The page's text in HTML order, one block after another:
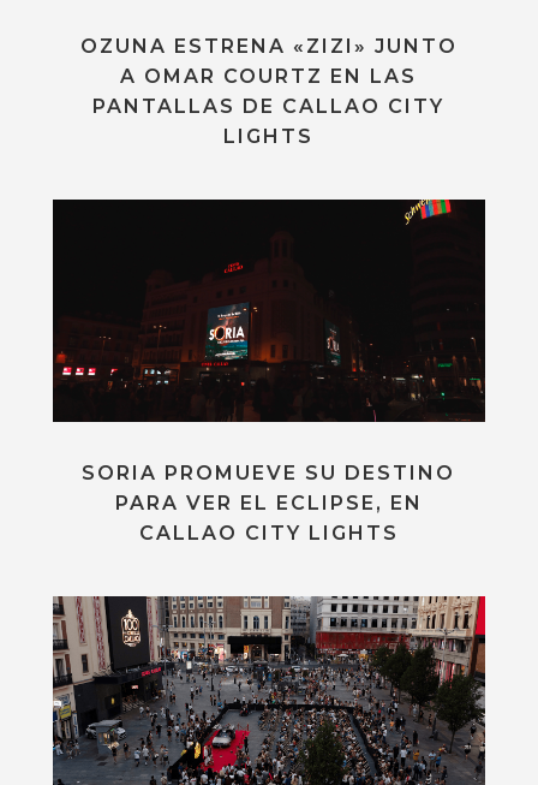
OZUNA ESTRENA «ZIZI» JUNTO
A OMAR COURTZ EN LAS
PANTALLAS DE CALLAO CITY
LIGHTS
SORIA PROMUEVE SU DESTINO
PARA VER EL ECLIPSE, EN
CALLAO CITY LIGHTS